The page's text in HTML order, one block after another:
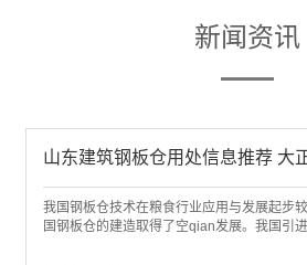
新闻资讯
山东建筑钢板仓用处信息推荐 大
我国钢板仓技术在粮食行业应用与发展起步
国钢板仓的建造取得了空qian发展。我国引